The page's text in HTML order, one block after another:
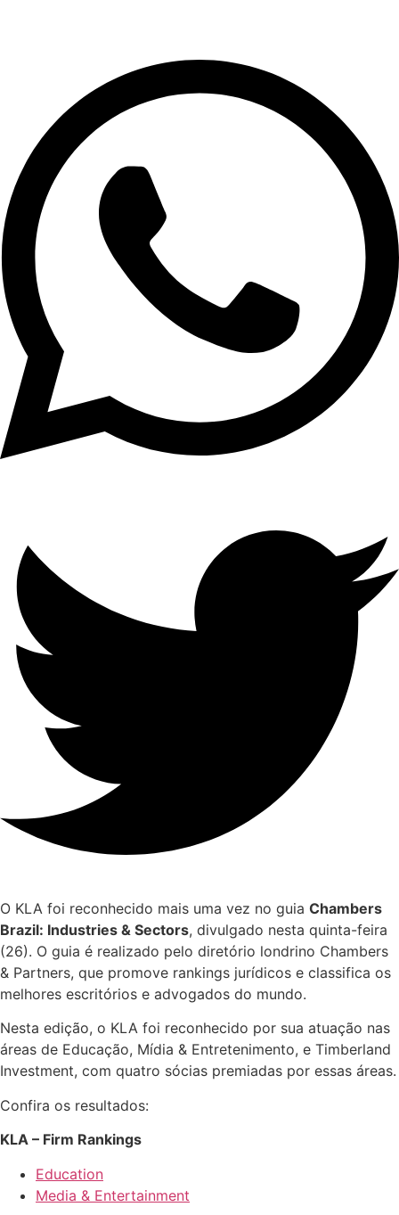
O KLA foi reconhecido mais uma vez no guia Chambers
Brazil: Industries & Sectors, divulgado nesta quinta-feira
(26). O guia é realizado pelo diretório londrino Chambers
& Partners, que promove rankings jurídicos e classifica os
melhores escritórios e advogados do mundo.
Nesta edição, o KLA foi reconhecido por sua atuação nas
áreas de Educação, Mídia & Entretenimento, e Timberland
Investment, com quatro sócias premiadas por essas áreas.
Confira os resultados:
KLA – Firm Rankings
Education
Media & Entertainment